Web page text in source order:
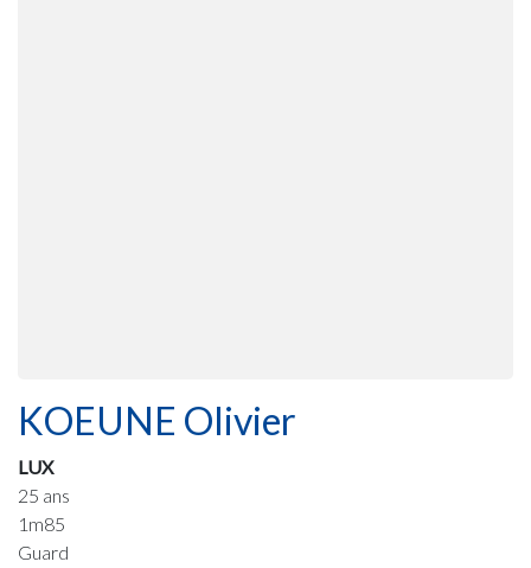
KOEUNE Olivier
LUX
25 ans
1m85
Guard